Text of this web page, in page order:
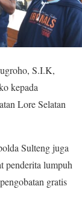
S.I.K,
kepada
Lore Selatan
Sulteng juga
penderita lumpuh
gratis